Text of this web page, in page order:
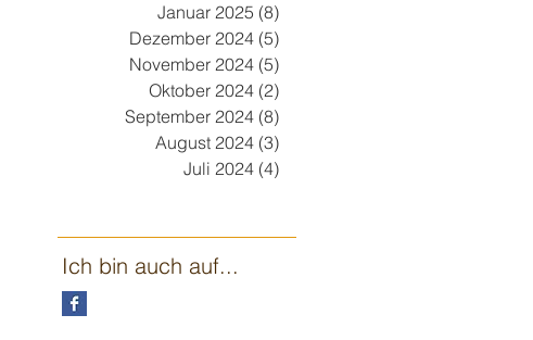
Januar 2025 (8)
Dezember 2024 (5)
November 2024 (5)
Oktober 2024 (2)
September 2024 (8)
August 2024 (3)
Juli 2024 (4)
Ich bin auch auf...